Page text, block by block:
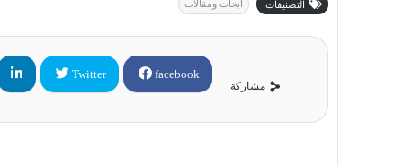
التصنيفات: أبحاث ومقالات
مشاركة
facebook
Twitter